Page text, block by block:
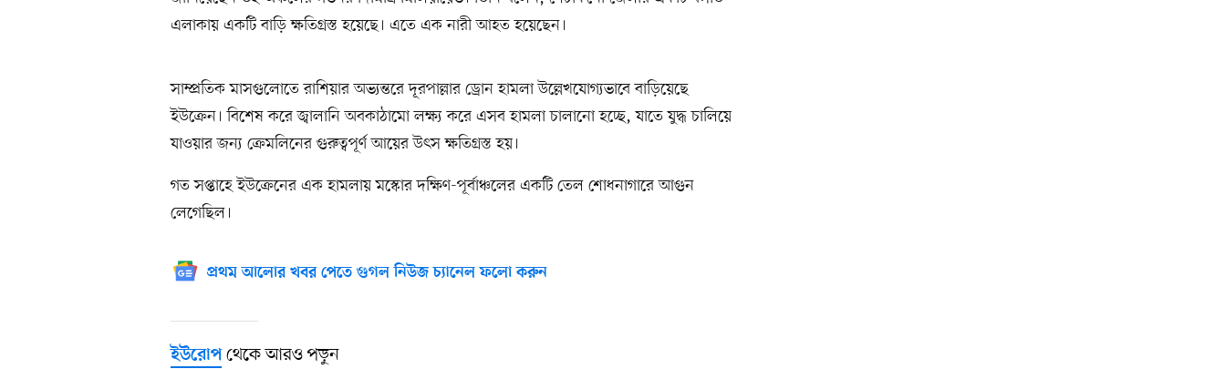
এলাকায় একটি বাড়ি ক্ষতিগ্রস্ত হয়েছে। এতে এক নারী আহত হয়েছেন।
সাম্প্রতিক মাসগুলোতে রাশিয়ার অভ্যন্তরে দূরপাল্লার ড্রোন হামলা উল্লেখযোগ্যভাবে বাড়িয়েছে
ইউক্রেন। বিশেষ করে জ্বালানি অবকাঠামো লক্ষ্য করে এসব হামলা চালানো হচ্ছে, যাতে যুদ্ধ চালিয়ে
যাওয়ার জন্য ক্রেমলিনের গুরুত্বপূর্ণ আয়ের উৎস ক্ষতিগ্রস্ত হয়।
গত সপ্তাহে ইউক্রেনের এক হামলায় মস্কোর দক্ষিণ-পূর্বাঞ্চলের একটি তেল শোধনাগারে আগুন
লেগেছিল।
প্রথম আলোর খবর পেতে গুগল নিউজ চ্যানেল ফলো করুন
ইউরোপথেকে আরও পড়ুন